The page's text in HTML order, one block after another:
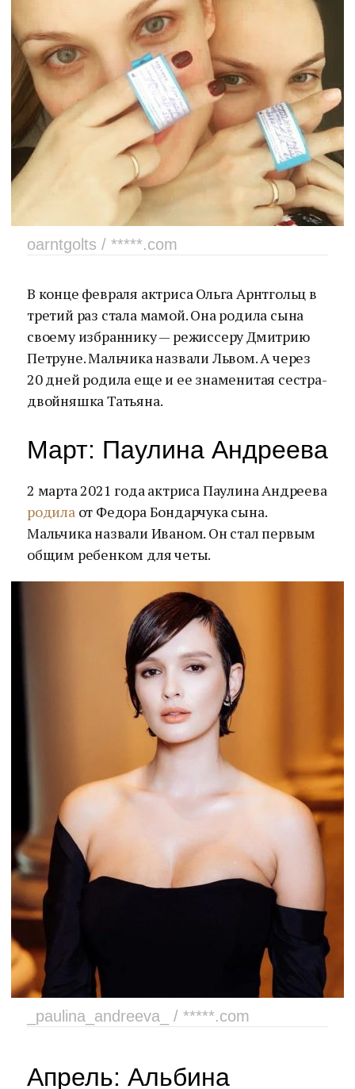
oarntgolts / *****.com
В конце февраля актриса Ольга Арнтгольц в
третий раз стала мамой. Она родила сына
своему избраннику — режиссеру Дмитрию
Петруне. Мальчика назвали Львом. А через
20 дней родила еще и ее знаменитая сестра-
двойняшка Татьяна.
Март: Паулина Андреева
2 марта 2021 года актриса Паулина Андреева
родилаот Федора Бондарчука сына.
Мальчика назвали Иваном. Он стал первым
общим ребенком для четы.
_paulina_andreeva_ / *****.com
Апрель: Альбина